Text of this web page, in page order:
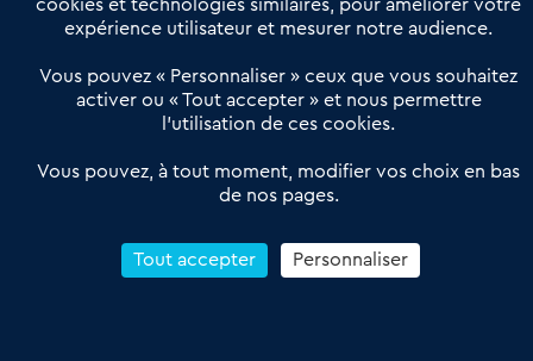
Derniers articles
Réseau 3C : un partenaire national dédié aux transactions
Petitscommerces : Un partenariat au service du commerce de
proximité et des territoires
Reprendre un Restaurant Rapide
cookies et technologies similaires, pour améliorer votre
expérience utilisateur et mesurer notre audience.
Vous pouvez « Personnaliser » ceux que vous souhaitez
activer ou « Tout accepter » et nous permettre
l’utilisation de ces cookies.
Vous pouvez, à tout moment, modifier vos choix en bas
de nos pages.
Tout accepter Personnaliser